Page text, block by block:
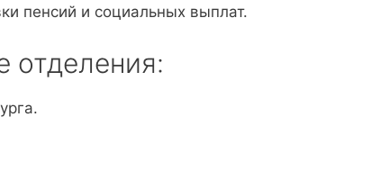
пенсий и социальных выплат.
отделения: